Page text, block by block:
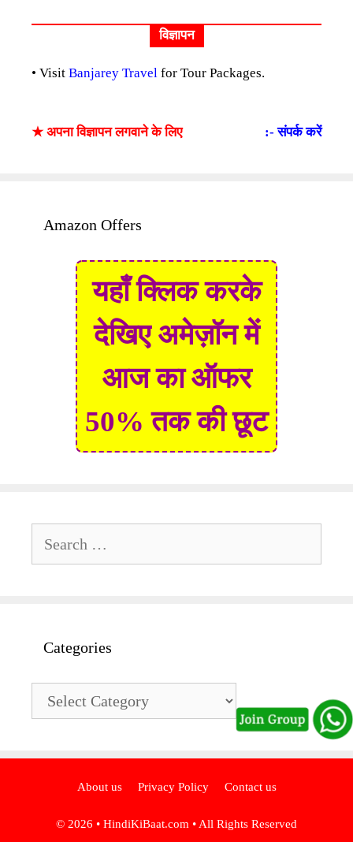
विज्ञापन
• Visit Banjarey Travel for Tour Packages.
★ अपना विज्ञापन लगवाने के लिए :- संपर्क करें
Amazon Offers
यहाँ क्लिक करके
देखिए अमेज़ॉन में
आज का ऑफर
50% तक की छूट
for:
Categories
Categories
About us Privacy Policy Contact us
© 2026 • HindiKiBaat.com • All Rights Reserved